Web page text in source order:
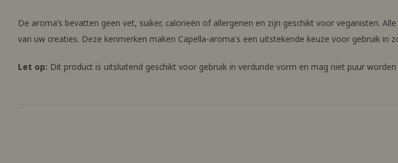
De aroma’s bevatten geen vet, suiker, calorieën of allergenen en zijn geschikt voor veganisten.
van uw creaties. Deze kenmerken maken Capella-aroma's een uitstekende keuze voor gebruik in
Let op: Dit product is uitsluitend geschikt voor gebruik in verdunde vorm en mag niet puur worden